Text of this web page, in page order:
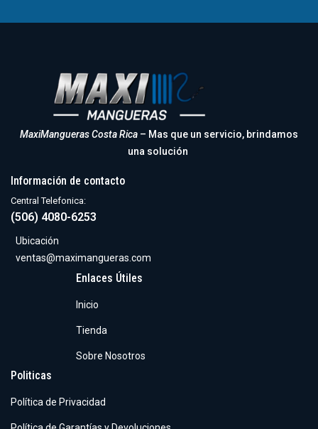
MaxiMangueras Costa Rica – Mas que un servicio, brindamos
una solución
Enlaces Útiles
Inicio
Tienda
Sobre Nosotros
Politicas
Política de Privacidad
Información de contacto
Central Telefonica:
(506) 4080-6253
Ubicación
ventas@maximangueras.com